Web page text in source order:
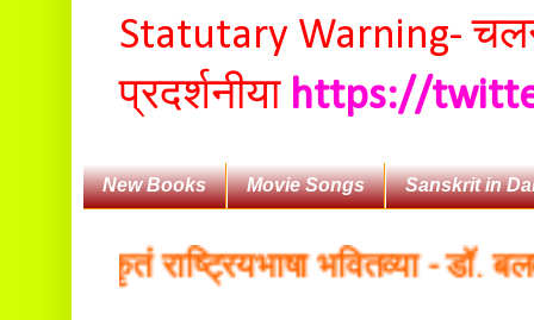
Statutary Warning-
प्रदर्शनीया https://
New Books Movie Songs Sanskrit in
राष्ट्रियभाषा भवितव्या - डॉ.